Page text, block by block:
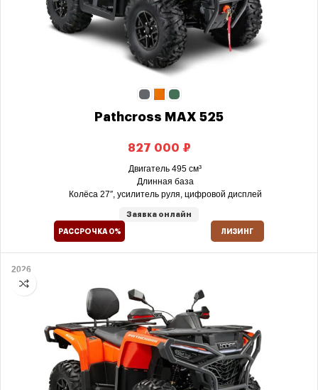
Pathcross MAX 525
₽
Двигатель 495 см³
Длинная база
Колёса 27″, усилитель руля, цифровой дисплей
Заявка онлайн
РАССРОЧКА 0% ЛИЗИНГ
2026